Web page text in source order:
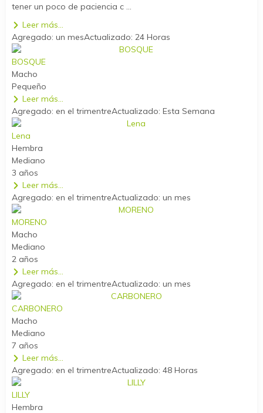
tener un poco de paciencia c ...
Leer más...
Agregado: un mesActualizado: 24 Horas
BOSQUE
Macho
Pequeño
Leer más...
Agregado: en el trimentreActualizado: Esta Semana
Lena
Hembra
Mediano
3 años
Leer más...
Agregado: en el trimentreActualizado: un mes
MORENO
Macho
Mediano
2 años
Leer más...
Agregado: en el trimentreActualizado: un mes
CARBONERO
Macho
Mediano
7 años
Leer más...
Agregado: en el trimentreActualizado: 48 Horas
LILLY
Hembra